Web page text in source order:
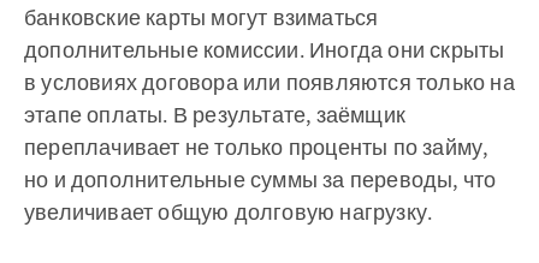
банковские карты могут взиматься
дополнительные комиссии. Иногда они скрыты
в условиях договора или появляются только на
этапе оплаты. В результате, заёмщик
переплачивает не только проценты по займу,
но и дополнительные суммы за переводы, что
увеличивает общую долговую нагрузку.